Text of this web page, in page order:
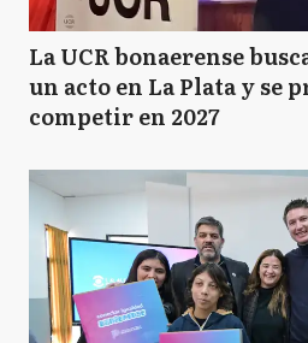
La UCR bonaerense
un acto en La Plata y se
competir en 2027